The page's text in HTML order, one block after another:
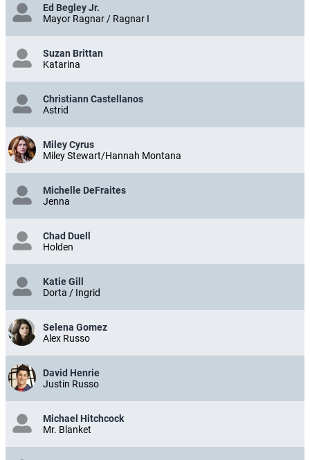
Ed Begley Jr.
Mayor Ragnar / Ragnar I
Suzan Brittan
Katarina
Christiann Castellanos
Astrid
Miley Cyrus
Miley Stewart/Hannah Montana
Michelle DeFraites
Jenna
Chad Duell
Holden
Katie Gill
Dorta / Ingrid
Selena Gomez
Alex Russo
David Henrie
Justin Russo
Michael Hitchcock
Mr. Blanket